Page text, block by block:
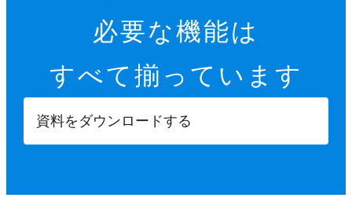
必要な機能は
すべて揃っています
資料をダウンロードする